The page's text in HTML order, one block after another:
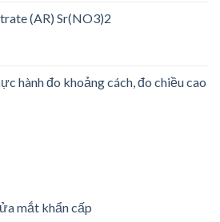
(AR) Sr(NO3)2
hành đo khoảng cách, đo chiều cao
mắt khẩn cấp